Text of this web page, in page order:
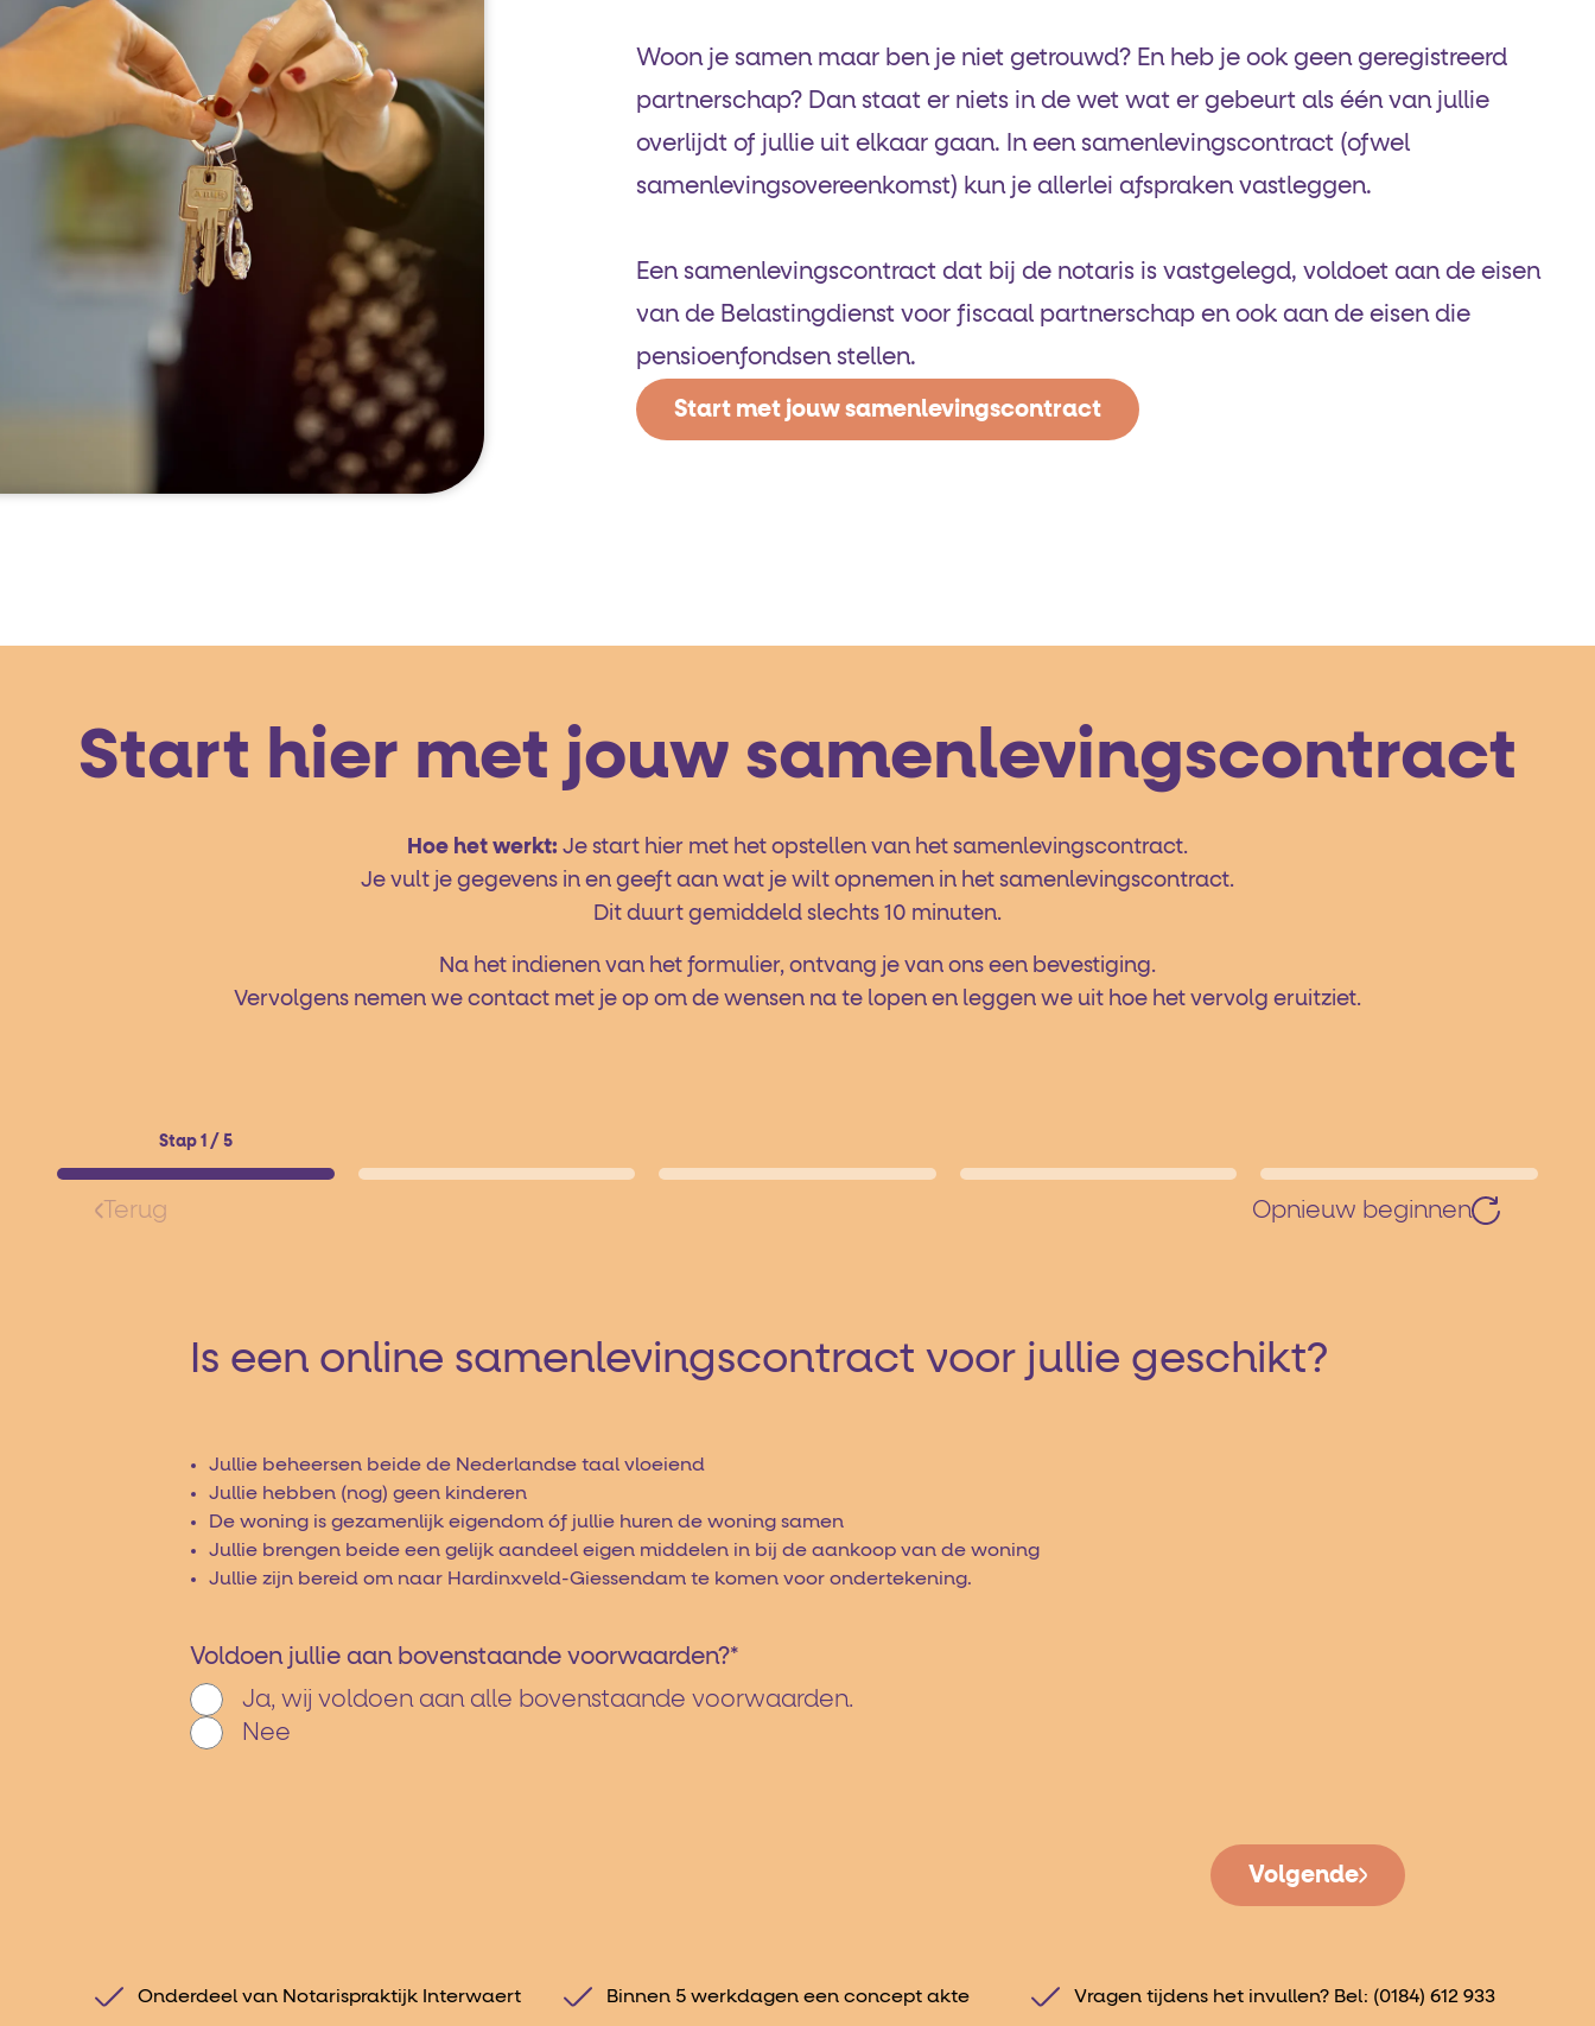
Woon je samen maar ben je niet getrouwd? En heb je ook geen geregistreerd
partnerschap? Dan staat er niets in de wet wat er gebeurt als één van jullie
overlijdt of jullie uit elkaar gaan. In een samenlevings­contract (ofwel
samenlevings­overeenkomst) kun je allerlei afspraken vastleggen.
Een samenlevingscontract dat bij de notaris is vastgelegd, voldoet aan de eisen
van de Belastingdienst voor fiscaal partnerschap en ook aan de eisen die
pensioenfondsen stellen.
Start met jouw samenlevingscontract
Start hier met jouw samenlevingscontract
Hoe het werkt: Je start hier met het opstellen van het samenlevingscontract.
Je vult je gegevens in en geeft aan wat je wilt opnemen in het samenlevingscontract.
Dit duurt gemiddeld slechts 10 minuten.
Na het indienen van het formulier, ontvang je van ons een bevestiging.
Vervolgens nemen we contact met je op om de wensen na te lopen en leggen we uit hoe het vervolg eruitziet.
Stap 1 / 5
Terug Opnieuw beginnen
Is een online samenlevingscontract voor jullie geschikt?
Jullie beheersen beide de Nederlandse taal vloeiend
Jullie hebben (nog) geen kinderen
De woning is gezamenlijk eigendom óf jullie huren de woning samen
Jullie brengen beide een gelijk aandeel eigen middelen in bij de aankoop van de woning
Jullie zijn bereid om naar Hardinxveld-Giessendam te komen voor ondertekening.
Voldoen jullie aan bovenstaande voorwaarden?*
Ja, wij voldoen aan alle bovenstaande voorwaarden.
Nee
Volgende
Onderdeel van Notarispraktijk Interwaert Binnen 5 werkdagen een concept akte Vragen tijdens het invullen? Bel: (0184) 612 933